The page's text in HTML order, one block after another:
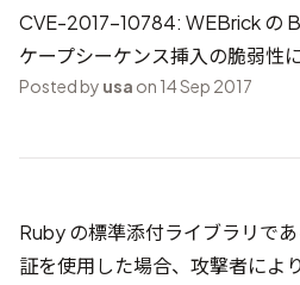
CVE-2017-10784: WEBrick の
ケープシーケンス挿入の脆弱性
Posted by usa on 14 Sep 2017
Ruby の標準添付ライブラリで
証を使用した場合、攻撃者によ